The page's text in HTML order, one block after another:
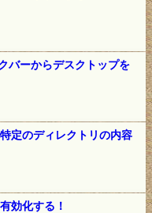
バーからデスクトップを
定のディレクトリの内容
効化する！